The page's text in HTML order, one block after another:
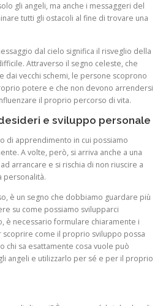
gli angeli, ma anche i messaggeri del
tutti gli ostacoli al fine di trovare una
dal cielo significa il risveglio della
Attraverso il segno celeste, che
dai vecchi schemi, le persone scoprono
potere e che non devono arrendersi
il proprio percorso di vita.
e sviluppo personale
di apprendimento in cui possiamo
A volte, però, si arriva anche a una
arrancare e si rischia di non riuscire a
personalità.
è un segno che dobbiamo guardare più
su come possiamo svilupparci
è necessario formulare chiaramente i
come il proprio sviluppo possa
chi sa esattamente cosa vuole può
angeli e utilizzarlo per sé e per il proprio